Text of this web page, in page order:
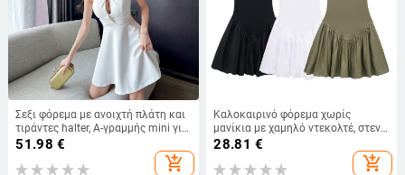
Σεξι φόρεμα με ανοιχτή πλάτη και
τιράντες halter, Α-γραμμής mini για
νυχτερινές εξόδους
51.98 €
add_shopping_cart
Καλοκαιρινό φόρεμα χωρίς
μανίκια με χαμηλό ντεκολτέ, στενή
γραμμή με τιράντες, υψηλή μέση,
28.81 €
add_shopping_cart